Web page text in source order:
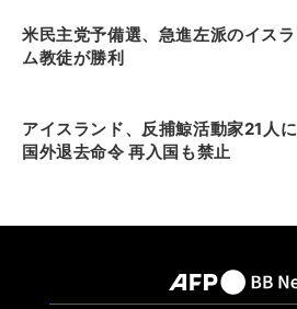
米民主党予備選、急進左派のイスラ
ム教徒が勝利
アイスランド、反捕鯨活動家21人に
国外退去命令 再入国も禁止